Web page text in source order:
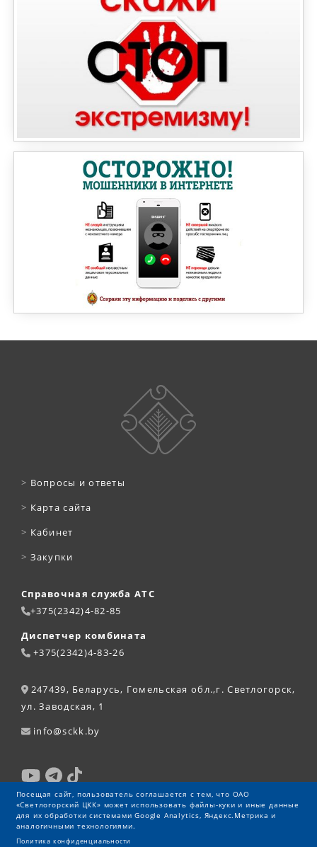
> Вопросы и ответы
> Карта сайта
> Кабинет
> Закупки
Справочная служба АТС
+375(2342)4-82-85
Диспетчер комбината
+375(2342)4-83-26
247439, Беларусь, Гомельская обл.,г. Светлогорск,
ул. Заводская, 1
info@sckk.by
Посещая сайт, пользователь соглашается с тем, что ОАО
«Светлогорский ЦКК» может использовать файлы-куки и иные данные
для их обработки системами Google Analytics, Яндекс.Метрика и
аналогичными технологиями.
Политика конфиденциальности